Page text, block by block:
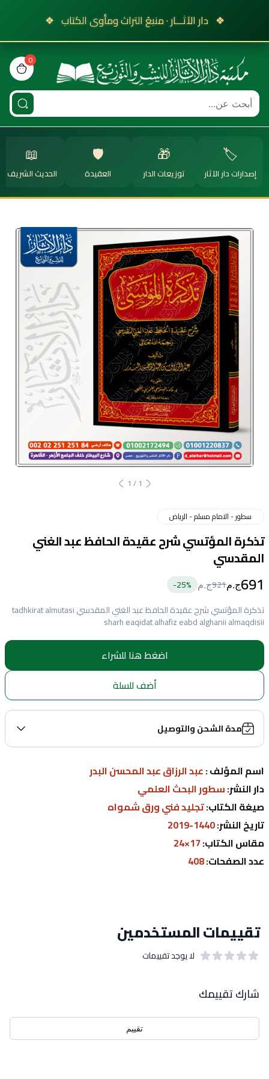
❖ دار الآثـــار · منبعُ التراث ومأوى الكتاب ❖
0
bag
🏷️
إصدارات دار الآثار
🎁
توزيعات الدار
🛡️
العقيدة
📖
الحديث الشريف
1
/
1
سطور - الامام مسلم - الرياض
تذكرة المؤتسي شرح عقيدة الحافظ عبد الغني
المقدسي
691ج.م921ج.م 25%-
تذكرة المؤتسي شرح عقيدة الحافظ عبد الغني المقدسي tadhkirat almutasi
sharh eaqidat alhafiz eabd alghanii almaqdisii
اضغط هنا للشراء
أضف للسلة
مدة الشحن والتوصيل
اسم المؤلف : عبد الرزاق عبد المحسن البدر
دار النشر: سطور البحث العلمي
صيغة الكتاب: تجليد فني ورق شمواه
تاريخ النشر: 1440-2019
مقاس الكتاب:
عدد الصفحات: 408
تقييمات المستخدمين
لا يوجد تقييمات
شارك تقييمك
تقييم